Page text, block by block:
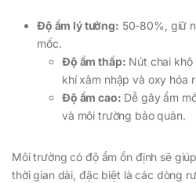
Độ ẩm lý tưởng: 50-80%, giữ
mốc.
Độ ẩm thấp: Nút chai
khí xâm nhập và oxy hóa
Độ ẩm cao: Dễ gây ẩm
và môi trường bảo quản.
Môi trường có độ ẩm ổn định sẽ
thời gian dài, đặc biệt là các dòng